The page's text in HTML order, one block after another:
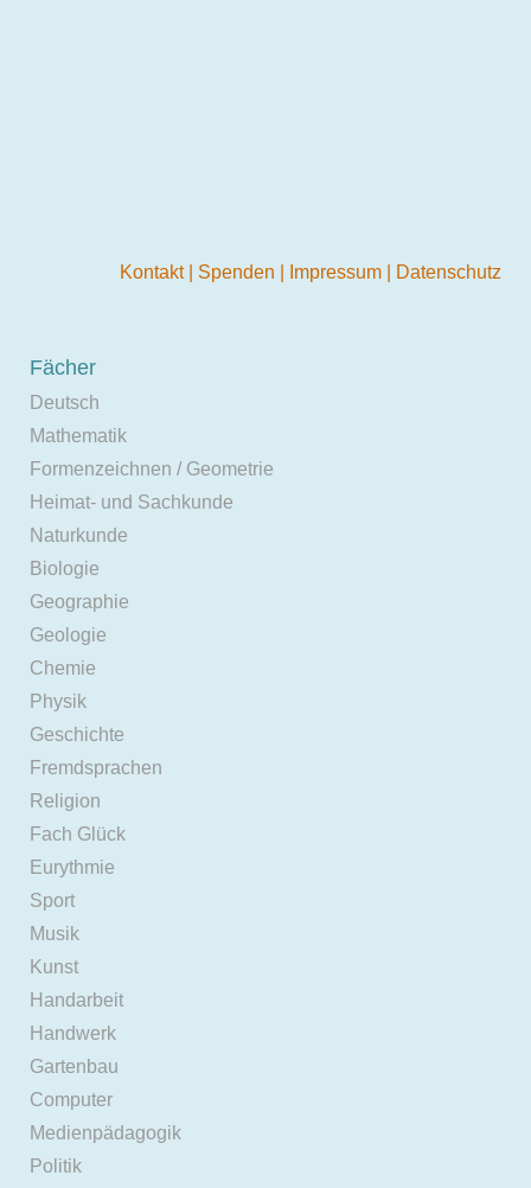
Kontakt Spenden Impressum Datenschutz
Fächer
Deutsch
Mathematik
Formenzeichnen / Geometrie
Heimat- und Sachkunde
Naturkunde
Biologie
Geographie
Geologie
Chemie
Physik
Geschichte
Fremdsprachen
Religion
Fach Glück
Eurythmie
Sport
Musik
Kunst
Handarbeit
Handwerk
Gartenbau
Computer
Medienpädagogik
Politik